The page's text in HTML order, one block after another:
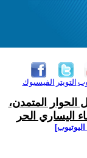
الفيسبوك التويتر
الحوار المتمدن،
اليساري الحر